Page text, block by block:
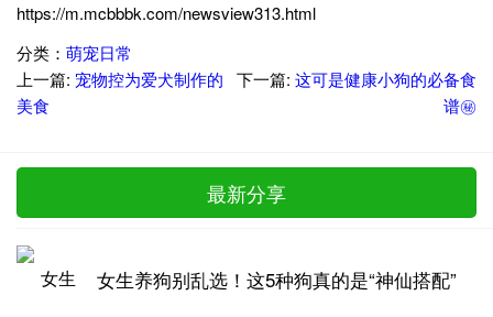
https://m.mcbbbk.com/newsview313.html
分类： 萌宠日常
上一篇: 宠物控为爱犬制作的
美食
下一篇: 这可是健康小狗的必备食
谱㊙️
最新分享
女生养狗别乱选！这5种狗真的是“神仙搭配”